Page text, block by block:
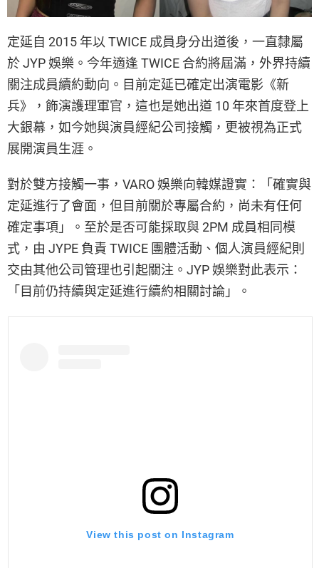
定延自 2015 年以 TWICE 成員身分出道後，一直隸屬
於 JYP 娛樂。今年適逢 TWICE 合約將屆滿，外界持續
關注成員續約動向。目前定延已確定出演電影《新
兵》，飾演護理軍官，這也是她出道 10 年來首度登上
大銀幕，如今她與演員經紀公司接觸，更被視為正式
展開演員生涯。
對於雙方接觸一事，VARO 娛樂向韓媒證實：「確實與
定延進行了會面，但目前關於專屬合約，尚未有任何
確定事項」。至於是否可能採取與 2PM 成員相同模
式，由 JYPE 負責 TWICE 團體活動、個人演員經紀則
交由其他公司管理也引起關注。JYP 娛樂對此表示：
「目前仍持續與定延進行續約相關討論」。
View this post on Instagram